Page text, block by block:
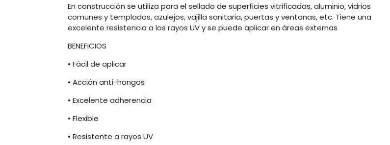
En construcción se utiliza para el sellado de superficies vitrificadas, aluminio, vidrios
comunes y templados, azulejos, vajilla sanitaria, puertas y ventanas, etc. Tiene una
excelente resistencia a los rayos UV y se puede aplicar en áreas externas
BENEFICIOS
• Fácil de aplicar
• Acción anti-hongos
• Excelente adherencia
• Flexible
• Resistente a rayos UV